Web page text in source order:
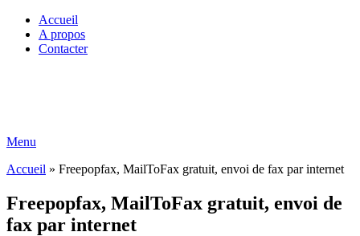
Accueil
A propos
Contacter
Menu
Accueil » Freepopfax, MailToFax gratuit, envoi de fax par internet
Freepopfax, MailToFax gratuit, envoi de
fax par internet